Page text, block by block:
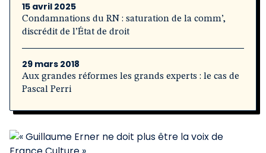
15 avril 2025
Condamnations du RN : saturation de la comm’,
discrédit de l’État de droit
29 mars 2018
Aux grandes réformes les grands experts : le cas de
Pascal Perri